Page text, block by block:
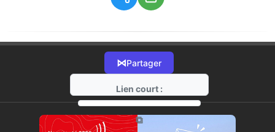
⋈Partager
Lien court :
https://radio-g.fr?22140
⧉